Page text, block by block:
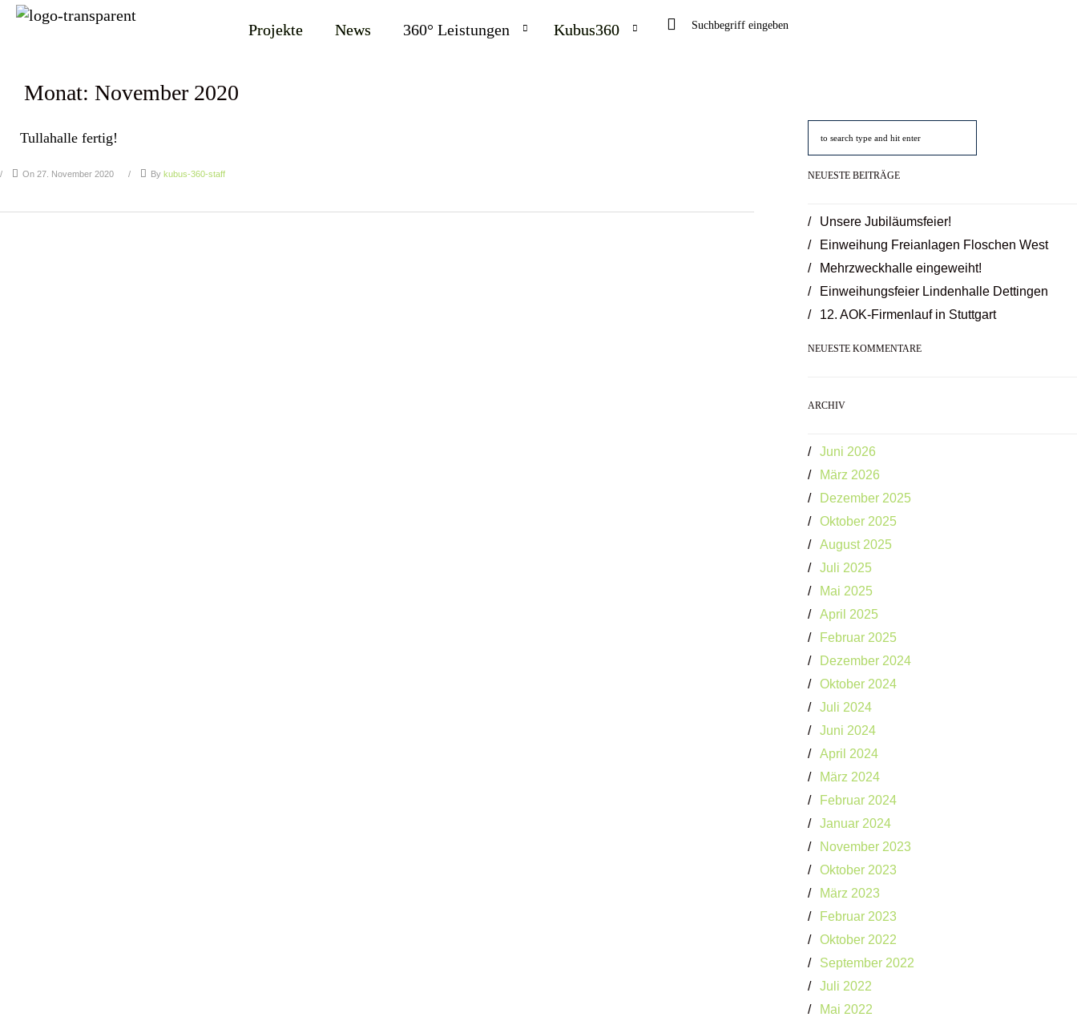
Projekte News 360° Leistungen Kubus360 Search
Monat: November 2020
Tullahalle fertig!
On 27. November 2020 By kubus-360-staff NEUESTE BEITRÄGE
Unsere Jubiläumsfeier!
Einweihung Freianlagen Floschen West
Mehrzweckhalle eingeweiht!
Einweihungsfeier Lindenhalle Dettingen
12. AOK-Firmenlauf in Stuttgart
NEUESTE KOMMENTARE
ARCHIV
Juni 2026
März 2026
Dezember 2025
Oktober 2025
August 2025
Juli 2025
Mai 2025
April 2025
Februar 2025
Dezember 2024
Oktober 2024
Juli 2024
Juni 2024
April 2024
März 2024
Februar 2024
Januar 2024
November 2023
Oktober 2023
März 2023
Februar 2023
Oktober 2022
September 2022
Juli 2022
Mai 2022